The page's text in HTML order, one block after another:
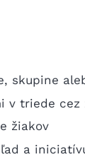
skupine
v triede
žiakov
a